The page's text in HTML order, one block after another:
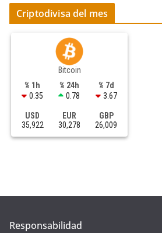
Criptodivisa del mes
Bitcoin
% 1h
0.35
% 24h
0.78
% 7d
3.67
USD
35,922
EUR
30,278
GBP
26,009
Responsabilidad